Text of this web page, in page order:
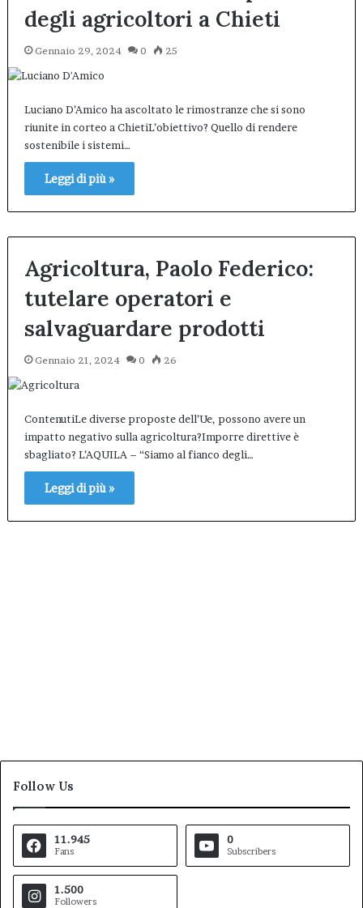
degli agricoltori a Chieti
Gennaio 29, 2024 0 25
Luciano D’Amico ha ascoltato le rimostranze che si sono
riunite in corteo a ChietiL’obiettivo? Quello di rendere
sostenibile i sistemi…
Leggi di più »
Agricoltura, Paolo Federico:
tutelare operatori e
salvaguardare prodotti
Gennaio 21, 2024 0 26
ContenutiLe diverse proposte dell’Ue, possono avere un
impatto negativo sulla agricoltura?Imporre direttive è
sbagliato? L’AQUILA – “Siamo al fianco degli…
Leggi di più »
Follow Us
11.945
Fans
0
Subscribers
1.500
Followers